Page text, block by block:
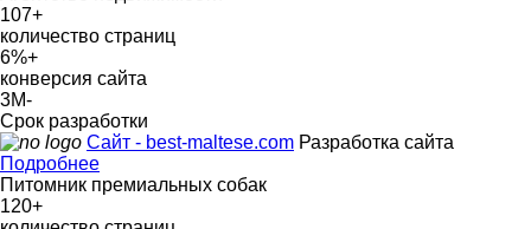
107+
количество страниц
6%+
конверсия сайта
3М-
Срок разработки
Сайт - best-maltese.com Разработка сайта
Подробнее
Питомник премиальных собак
120+